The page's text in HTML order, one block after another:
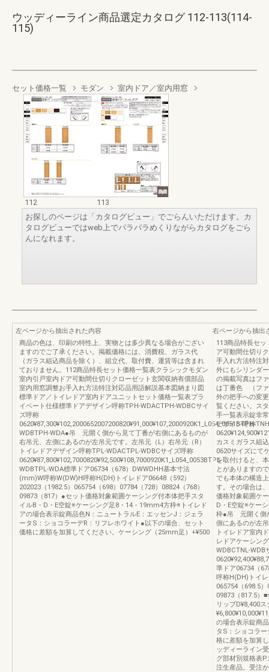
ウッディーライン商品選定カタログ 112-113(114-
115)
セット価格一覧 モダン 室内ドア／室内用窓
112
113
お探しのページは「カタログビュー」でごらんいただけます。カ
タログビューではweb上でパラパラめくりながらカタログをごら
んになれます。
左ページから抽出された内容
商品の色は、印刷の特性上、実物とは多少異なる場合がござい
ますのでご了承ください。掲載価格には、消費税、ガラス代
（ガラス組込商品を除く）、組立代、取付費、運賃等は含まれ
ておりません。112商品特長セット価格一覧表クラシックモダン
室内引戸室内ドア可動間仕切りクローゼット玄関収納有償部品
室内用窓調整お手入れ方法特注対応品用語解説基本図納まり図
標準ドア／トイレドア室内ドアユニットセット価格一覧表プラ
イベート仕様標準ドアデザイン呼称TPH-WDACTPH-WDBCサイ
ズ呼称
0620¥87,300¥102,2000652007200820¥91,000¥107,2000920K1_L054_0051BTPH-
WDBTPH-WDA●吊 元開く側から見て丁番が右側にあるものが
右吊元、左側にあるのが左吊元です。左吊元（L）右吊元（R）
トイレドアデザイン呼称TPL-WDACTPL-WDBCサイズ呼称
0620¥87,800¥102,7000820¥92,500¥108,7000920K1_L054_0053BTPL-
WDBTPL-WDA標準ドア06734（678）DWWDHH基本寸法
(mm)W呼称W(DW)H呼称H(DH)トイレドア06648（592）
202023（1982.5）065754（698）07784（728）08824（768）
09873（817）●セット価格対象範囲ケーシング付本体把手スタ
イルB・D・E空錠※ケーシング足8・14・19mm4方枠※トイレド
アの場合表示錠商品色N：ニュートラルE：エッセンJ：ジェラ
ータS：ショコラーデR：リフレホワイト●以下の場合、セット
価格に差額を加算してください。ケーシング（25mm足）+¥500
右ページから抽出
113商品特長セ
ア可動間仕切り
手入れ方法特注
外にもシリンダ
の掲載写真はフ
は丁番色 （ファ
外の把手への変
覧ください。ス
手一覧表示錠非
デザイン呼称
カスミガラス組
0620サイズにて
を取付けると、
とがありますの
でも本体の構造
す。その場合は
価格対象範囲ケ
D・E空錠※ケー
枠●吊 元開く側
側にあるのが左
トイレドア室内
レドアケーシン
WDBCTNL-WDB
準ドア06734（
呼称H(DH)トイ
065754（698.5
09873（817.5）
リップD¥8,400
の場合表示錠商
タS：ショコラ
格に差額を加算
ッディーライン
グ部材別規格表
注生産品。受注